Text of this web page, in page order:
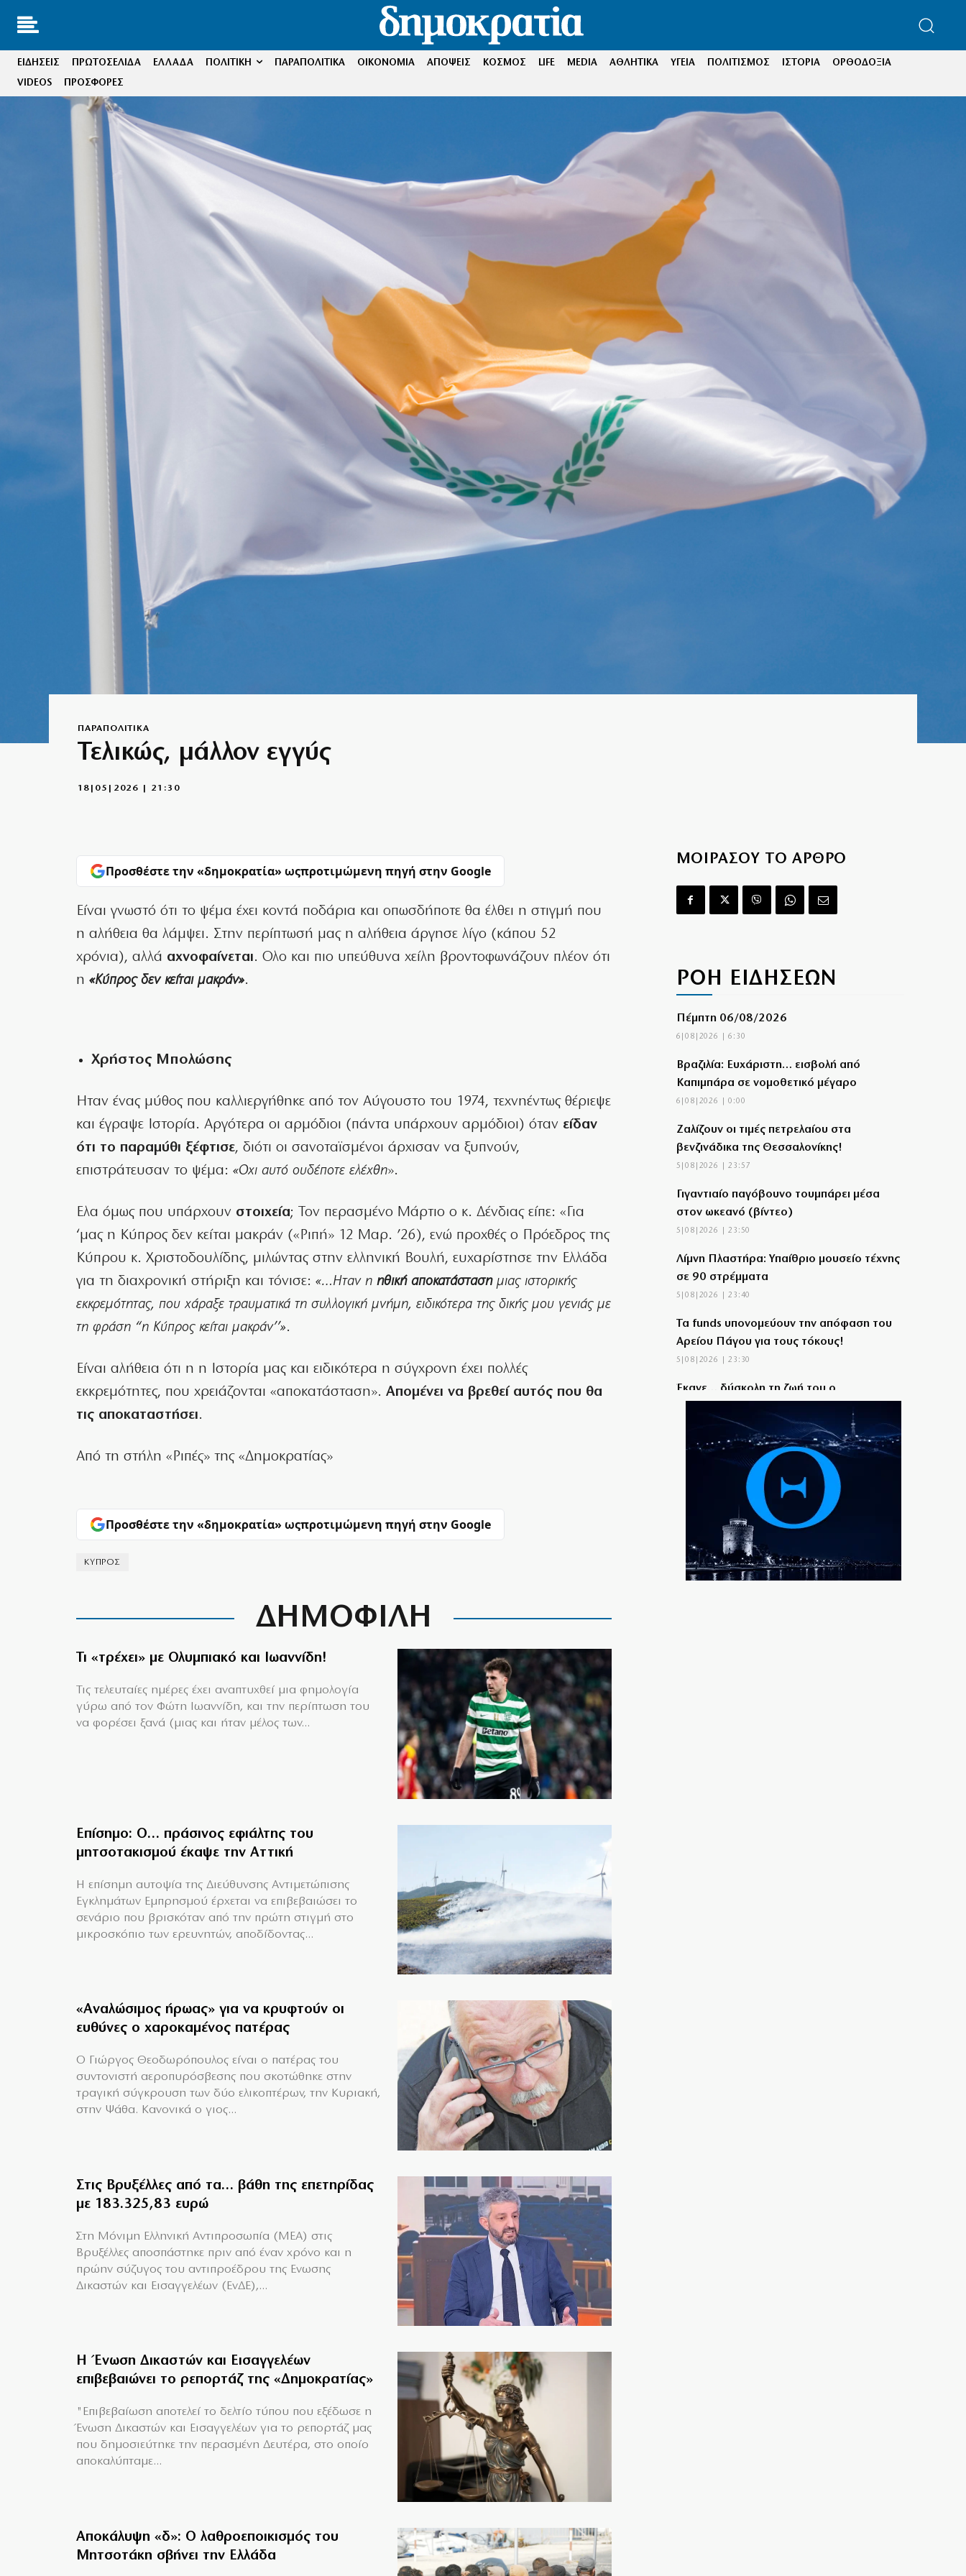
ΕΙΔΗΣΕΙΣ ΠΡΩΤΟΣΕΛΙΔΑ ΕΛΛΑΔΑ ΠΟΛΙΤΙΚΗ ΠΑΡΑΠΟΛΙΤΙΚΑ ΟΙΚΟΝΟΜΙΑ ΑΠΟΨΕΙΣ ΚΟΣΜΟΣ LIFE MEDIA ΑΘΛΗΤΙΚΑ ΥΓΕΙΑ ΠΟΛΙΤΙΣΜΟΣ ΙΣΤΟΡΙΑ
ΟΡΘΟΔΟΞΙΑ
VIDEOS
ΠΡΟΣΦΟΡΕΣ
ΠΑΡΑΠΟΛΙΤΙΚΑ
Τελικώς, μάλλον εγγύς
18|05|2026 | 21:30
Προσθέστε την «δημοκρατία» ωςπροτιμώμενη πηγή στην Google
Είναι γνωστό ότι το ψέμα έχει κοντά ποδάρια και οπωσδήποτε θα έλθει η στιγμή που
η αλήθεια θα λάμψει. Στην περίπτωσή μας η αλήθεια άργησε λίγο (κάπου 52
χρόνια), αλλά αχνοφαίνεται. Ολο και πιο υπεύθυνα χείλη βροντοφωνάζουν πλέον ότι
η «Κύπρος δεν κείται μακράν».
Χρήστος Μπολώσης
Ηταν ένας μύθος που καλλιεργήθηκε από τον Αύγουστο του 1974, τεχνηέντως θέριεψε
και έγραψε Ιστορία. Αργότερα οι αρμόδιοι (πάντα υπάρχουν αρμόδιοι) όταν είδαν
ότι το παραμύθι ξέφτισε, διότι οι σανοταϊσμένοι άρχισαν να ξυπνούν,
επιστράτευσαν το ψέμα: «Οχι αυτό ουδέποτε ελέχθη».
Ελα όμως που υπάρχουν στοιχεία; Τον περασμένο Μάρτιο ο κ. Δένδιας είπε: «Για
‘μας η Κύπρος δεν κείται μακράν («Ριπή» 12 Μαρ. ’26), ενώ προχθές ο Πρόεδρος της
Κύπρου κ. Χριστοδουλίδης, μιλώντας στην ελληνική Βουλή, ευχαρίστησε την Ελλάδα
για τη διαχρονική στήριξη και τόνισε: «…Ηταν η ηθική αποκατάστασημιας ιστορικής
εκκρεμότητας, που χάραξε τραυματικά τη συλλογική μνήμη, ειδικότερα της δικής μου γενιάς με
τη φράση “η Κύπρος κείται μακράν’’».
Είναι αλήθεια ότι η η Ιστορία μας και ειδικότερα η σύγχρονη έχει πολλές
εκκρεμότητες, που χρειάζονται «αποκατάσταση». Απομένει να βρεθεί αυτός που θα
τις αποκαταστήσει.
Από τη στήλη «Ριπές» της «Δημοκρατίας»
Προσθέστε την «δημοκρατία» ωςπροτιμώμενη πηγή στην Google
ΚΥΠΡΟΣ
ΔΗΜΟΦΙΛΗ
Τι «τρέχει» με Ολυμπιακό και Ιωαννίδη!
Τις τελευταίες ημέρες έχει αναπτυχθεί μια φημολογία
γύρω από τον Φώτη Ιωαννίδη, και την περίπτωση του
να φορέσει ξανά (μιας και ήταν μέλος των...
Επίσημο: Ο… πράσινος εφιάλτης του
μητσοτακισμού έκαψε την Αττική
Η επίσημη αυτοψία της Διεύθυνσης Αντιμετώπισης
Εγκλημάτων Εμπρησμού έρχεται να επιβεβαιώσει το
σενάριο που βρισκόταν από την πρώτη στιγμή στο
μικροσκόπιο των ερευνητών, αποδίδοντας...
«Aναλώσιμος ήρωας» για να κρυφτούν οι
ευθύνες ο χαροκαμένος πατέρας
Ο Γιώργος Θεοδωρόπουλος είναι ο πατέρας του
συντονιστή αεροπυρόσβεσης που σκοτώθηκε στην
τραγική σύγκρουση των δύο ελικοπτέρων, την Κυριακή,
στην Ψάθα. Κανονικά ο γιος...
Στις Βρυξέλλες από τα… βάθη της επετηρίδας
με 183.325,83 ευρώ
Στη Μόνιμη Ελληνική Αντιπροσωπία (ΜΕΑ) στις
Βρυξέλλες αποσπάστηκε πριν από έναν χρόνο και η
πρώην σύζυγος του αντιπροέδρου της Ενωσης
Δικαστών και Εισαγγελέων (ΕνΔΕ),...
Η Ένωση Δικαστών και Εισαγγελέων
επιβεβαιώνει το ρεπορτάζ της «Δημοκρατίας»
"Επιβεβαίωση αποτελεί το δελτίο τύπου που εξέδωσε η
Ένωση Δικαστών και Εισαγγελέων για το ρεπορτάζ μας
που δημοσιεύτηκε την περασμένη Δευτέρα, στο οποίο
αποκαλύπταμε...
Αποκάλυψη «δ»: Ο λαθροεποικισμός του
Μητσοτάκη σβήνει την Ελλάδα
ΜΟΙΡΑΣΟΥ ΤΟ ΑΡΘΡΟ
ΡΟΗ ΕΙΔΗΣΕΩΝ
Πέμπτη 06/08/2026
6|08|2026 | 6:30
Βραζιλία: Ευχάριστη… εισβολή από
Καπιμπάρα σε νομοθετικό μέγαρο
6|08|2026 | 0:00
Ζαλίζουν οι τιμές πετρελαίου στα
βενζινάδικα της Θεσσαλονίκης!
5|08|2026 | 23:57
Γιγαντιαίο παγόβουνο τουμπάρει μέσα
στον ωκεανό (βίντεο)
5|08|2026 | 23:50
Λίμνη Πλαστήρα: Υπαίθριο μουσείο τέχνης
σε 90 στρέμματα
5|08|2026 | 23:40
Τα funds υπονομεύουν την απόφαση του
Αρείου Πάγου για τους τόκους!
5|08|2026 | 23:30
Έκανε… δύσκολη τη ζωή του ο
5|08|2026 | 23:24
Επιστολή ΤΕΕ προς ΓΑΙΟΣΕ για τον
Σιδηροδρομικό Σταθμό Λάρισας
5|08|2026 | 23:20
Τουρκία: Κατατέθηκε ν/σ για τερματισμό
της σύγκρουσης με τους Κούρδους
5|08|2026 | 23:10
«Θερμό» φθινόπωρο στο πεδίο των